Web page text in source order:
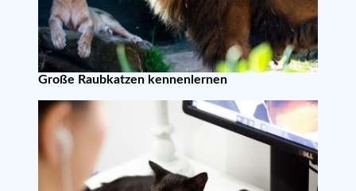
Große Raubkatzen kennenlernen